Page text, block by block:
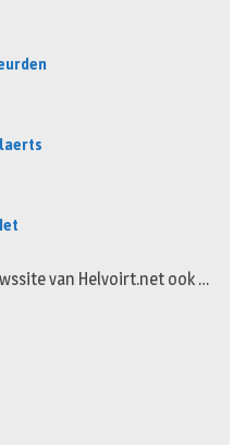
van Helvoirt.net ook …